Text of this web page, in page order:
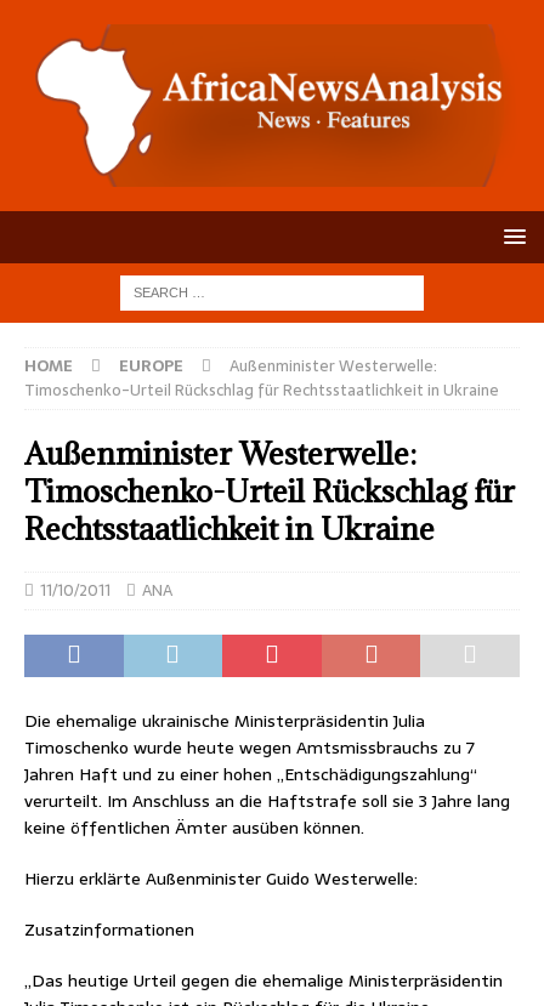
HOME EUROPE
Außenminister Westerwelle:
Timoschenko-Urteil Rückschlag für Rechtsstaatlichkeit in Ukraine
Außenminister Westerwelle:
Timoschenko-Urteil Rückschlag für
Rechtsstaatlichkeit in Ukraine
11/10/2011 ANA
Die ehemalige ukrainische Ministerpräsidentin Julia
Timoschenko wurde heute wegen Amtsmissbrauchs zu 7
Jahren Haft und zu einer hohen „Entschädigungszahlung“
verurteilt. Im Anschluss an die Haftstrafe soll sie 3 Jahre lang
keine öffentlichen Ämter ausüben können.
Hierzu erklärte Außenminister Guido Westerwelle:
Zusatzinformationen
„Das heutige Urteil gegen die ehemalige Ministerpräsidentin